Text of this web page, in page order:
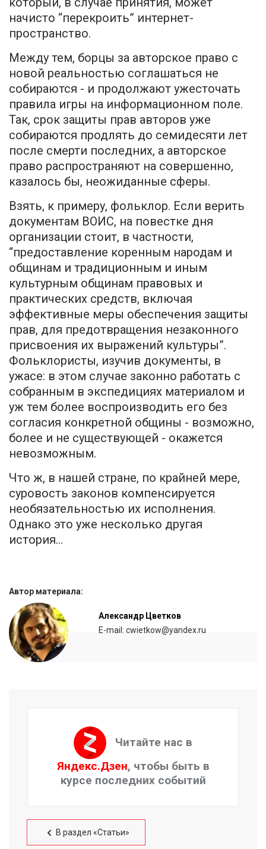
начисто “перекроить” интернет-
пространство.
Между тем, борцы за авторское право с
новой реальностью соглашаться не
собираются - и продолжают ужесточать
правила игры на информационном поле.
Так, срок защиты прав авторов уже
собираются продлять до семидесяти лет
после смерти последних, а авторское
право распространяют на совершенно,
казалось бы, неожиданные сферы.
Взять, к примеру, фольклор. Если верить
документам ВОИС, на повестке дня
организации стоит, в частности,
“предоставление коренным народам и
общинам и традиционным и иным
культурным общинам правовых и
практических средств, включая
эффективные меры обеспечения защиты
прав, для предотвращения незаконного
присвоения их выражений культуры”.
Фольклористы, изучив документы, в
ужасе: в этом случае законно работать с
собранным в экспедициях материалом и
уж тем более воспроизводить его без
согласия конкретной общины - возможно,
более и не существующей - окажется
невозможным.
Что ж, в нашей стране, по крайней мере,
суровость законов компенсируется
необязательностью их исполнения.
Однако это уже несколько другая
история...
Автор материала:
Александр Цветков
E-mail: cwietkow@yandex.ru
Читайте нас в
Яндекс.Дзен, чтобы быть в
курсе последних событий
В раздел «Статьи»